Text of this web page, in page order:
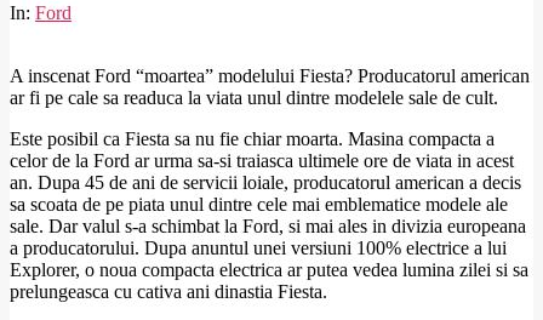
In: Ford
A inscenat Ford “moartea” modelului Fiesta? Producatorul american
ar fi pe cale sa readuca la viata unul dintre modelele sale de cult.
Este posibil ca Fiesta sa nu fie chiar moarta. Masina compacta a
celor de la Ford ar urma sa-si traiasca ultimele ore de viata in acest
an. Dupa 45 de ani de servicii loiale, producatorul american a decis
sa scoata de pe piata unul dintre cele mai emblematice modele ale
sale. Dar valul s-a schimbat la Ford, si mai ales in divizia europeana
a producatorului. Dupa anuntul unei versiuni 100% electrice a lui
Explorer, o noua compacta electrica ar putea vedea lumina zilei si sa
prelungeasca cu cativa ani dinastia Fiesta.